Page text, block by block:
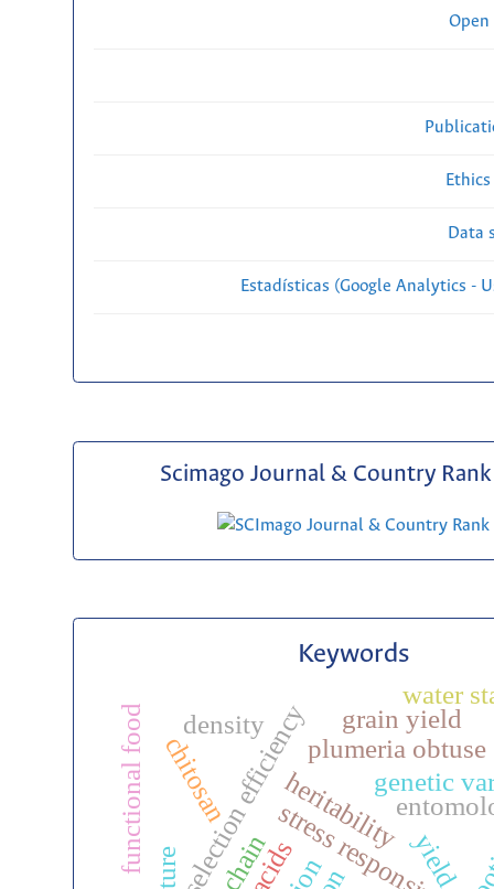
Open
Data
Estadísticas (Google Analytics -
Scimago Journal & Country Rank
Keywords
genetic
heritability
selection efficiency yield
functional food plumeria obtuse
chitosan
grain yield
water
density